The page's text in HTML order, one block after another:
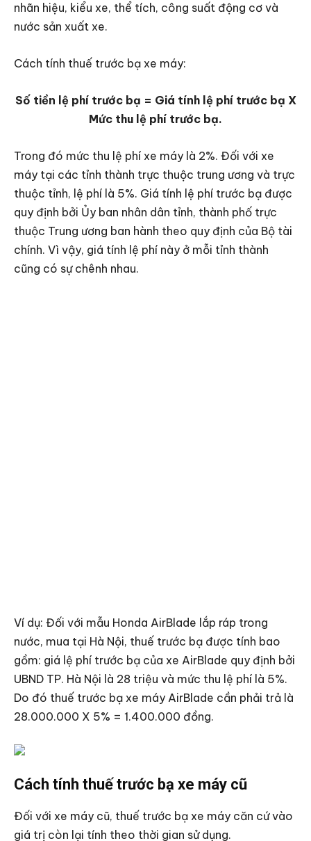
nhãn hiệu, kiểu xe, thể tích, công suất động cơ và
nước sản xuất xe.
Cách tính thuế trước bạ xe máy:
Số tiền lệ phí trước bạ = Giá tính lệ phí trước bạ X
Mức thu lệ phí trước bạ.
Trong đó mức thu lệ phí xe máy là 2%. Đối với xe
máy tại các tỉnh thành trực thuộc trung ương và trực
thuộc tỉnh, lệ phí là 5%. Giá tính lệ phí trước bạ được
quy định bởi Ủy ban nhân dân tỉnh, thành phố trực
thuộc Trung ương ban hành theo quy định của Bộ tài
chính. Vì vậy, giá tính lệ phí này ở mỗi tỉnh thành
cũng có sự chênh nhau.
Ví dụ: Đối với mẫu Honda AirBlade lắp ráp trong
nước, mua tại Hà Nội, thuế trước bạ được tính bao
gồm: giá lệ phí trước bạ của xe AirBlade quy định bởi
UBND TP. Hà Nội là 28 triệu và mức thu lệ phí là 5%.
Do đó thuế trước bạ xe máy AirBlade cần phải trả là
28.000.000 X 5% = 1.400.000 đồng.
Cách tính thuế trước bạ xe máy cũ
Đối với xe máy cũ, thuế trước bạ xe máy căn cứ vào
giá trị còn lại tính theo thời gian sử dụng.